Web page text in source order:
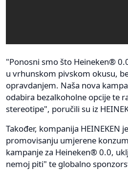
"Ponosni smo što Heineken®
u vrhunskom pivskom okusu,
opravdanjem. Naša nova
odabira bezalkoholne opcije te
stereotipe", poručili su iz
Također, kompanija HEINEKEN
promovisanju umjerene
kampanje za Heineken® 0.0,
nemoj piti" te globalno